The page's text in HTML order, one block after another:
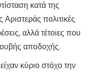
κατά της
Αριστεράς πολιτικές
αλλά τέτοιες που
αποδοχής.
κύριο στόχο την